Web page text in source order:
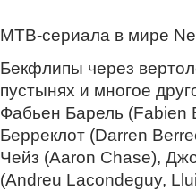
MTB-сериала в мире
Бекфлипы через
пустынях и многое
Фабьен Барель (Fabien
Берреклот (Darren
Чейз (Aaron Chase),
(Andreu Lacondeguy,